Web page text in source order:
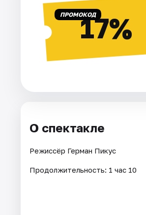
Площадки
Рейтинги
ПРОМОКОД17%
О спектакле
Режиссёр Герман Пикус
Продолжительность: 1 час 10